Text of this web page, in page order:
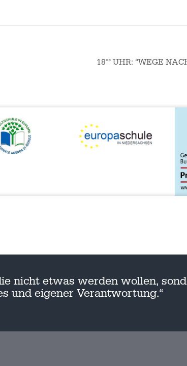
18°° UHR: “WEGE
nicht etwas werden wollen,
und eigener Verantwortung.“